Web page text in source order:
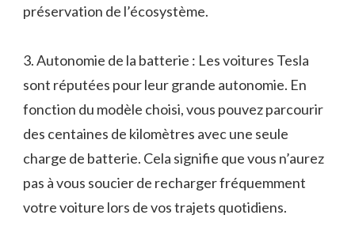
préservation de l’écosystème.
3. Autonomie de la batterie : Les voitures Tesla
sont réputées pour leur grande autonomie. En
fonction du modèle choisi, vous pouvez parcourir
des centaines de kilomètres avec une seule
charge de batterie. Cela signifie que vous n’aurez
pas à vous soucier de recharger fréquemment
votre voiture lors de vos trajets quotidiens.